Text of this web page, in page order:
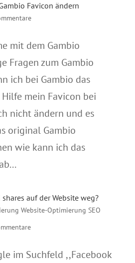
Favicon ändern
mit dem Gambio
Fragen zum Gambio
ich bei Gambio das
mein Favicon bei
nicht ändern und es
original Gambio
wie kann ich das
auf der Website weg?
Website-Optimierung SEO
im Suchfeld ,,Facebook